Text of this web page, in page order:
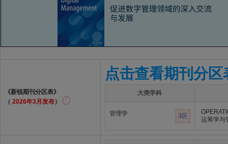
《新锐期刊分区表》
（ 2026年3月发布）
点击查看期刊分区
大类学科
管理学 3区
运筹学与